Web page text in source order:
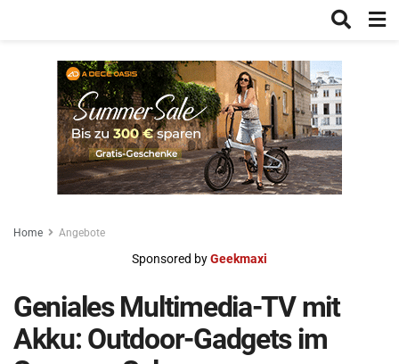
Home Angebote
Sponsored byGeekmaxi
Geniales Multimedia-TV mit
Akku: Outdoor-Gadgets im